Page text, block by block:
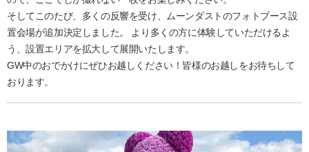
そしてこのたび、多くの反響を受け、ムーンダストのフォトブース設
置会場が追加決定しました。 より多くの方に体験していただけるよ
う、設置エリアを拡大して展開いたします。
GW中のおでかけにぜひお越しください！皆様のお越しをお待ちして
おります。